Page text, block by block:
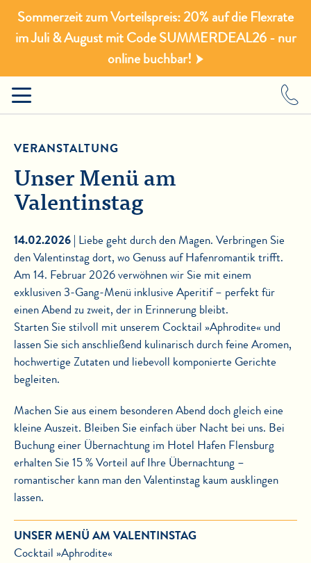
Sommerzeit zum Vorteilspreis: 20% auf die Flexrate
im Juli & August mit Code SUMMERDEAL26 - nur
online buchbar!
VERANSTALTUNG
Unser Menü am
Valentinstag
14.02.2026 | Liebe geht durch den Magen. Verbringen Sie
den Valentinstag dort, wo Genuss auf Hafenromantik trifft.
Am 14. Februar 2026 verwöhnen wir Sie mit einem
exklusiven 3-Gang-Menü inklusive Aperitif – perfekt für
einen Abend zu zweit, der in Erinnerung bleibt.
Starten Sie stilvoll mit unserem Cocktail »Aphrodite« und
lassen Sie sich anschließend kulinarisch durch feine Aromen,
hochwertige Zutaten und liebevoll komponierte Gerichte
begleiten.
Machen Sie aus einem besonderen Abend doch gleich eine
kleine Auszeit. Bleiben Sie einfach über Nacht bei uns. Bei
Buchung einer Übernachtung im Hotel Hafen Flensburg
erhalten Sie 15 % Vorteil auf Ihre Übernachtung –
romantischer kann man den Valentinstag kaum ausklingen
lassen.
UNSER MENÜ AM VALENTINSTAG
Cocktail »Aphrodite«